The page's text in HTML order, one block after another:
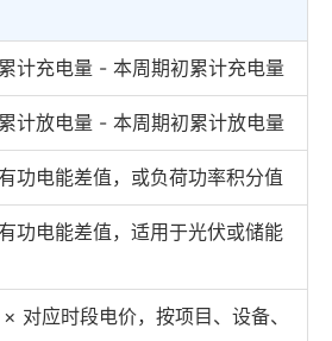
计充电量 - 本周期初累计充电量
计放电量 - 本周期初累计放电量
功电能差值，或负荷功率积分值
功电能差值，适用于光伏或储能
对应时段电价，按项目、设备、